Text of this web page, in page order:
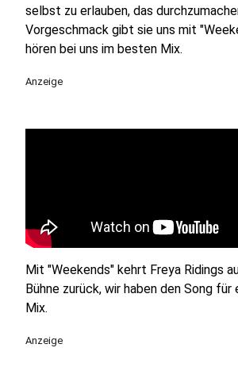
selbst zu erlauben, das
Vorgeschmack gibt sie uns mit
hören bei uns im besten Mix.
Anzeige
Mit "Weekends" kehrt Freya Ridings
Bühne zurück, wir haben den Song
Mix.
Anzeige